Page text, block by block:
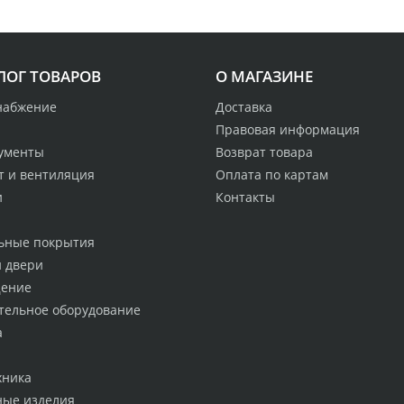
О МАГАЗИНЕ
Доставка
Правовая информация
Возврат товара
Оплата по картам
Контакты
ТОВАРОВ
и вентиляция
покрытия
двери
оборудование
изделия